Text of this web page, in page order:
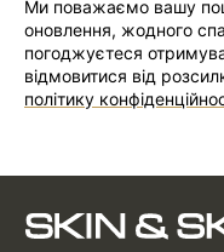
Ми поважаємо вашу
оновлення, жодного
погоджуєтеся
відмовитися від
політику